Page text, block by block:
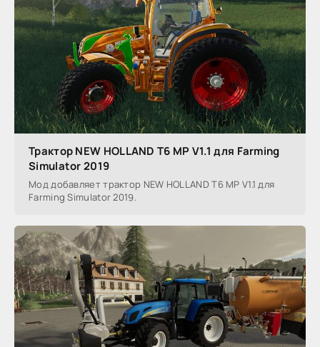
Трактор NEW HOLLAND T6 MP V1.1 для Farming
Simulator 2019
Мод добавляет трактор NEW HOLLAND T6 MP V1.1 для
Farming Simulator 2019.